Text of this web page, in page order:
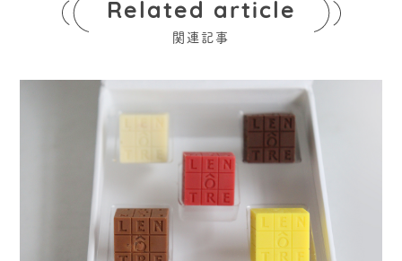
Related article
関連記事